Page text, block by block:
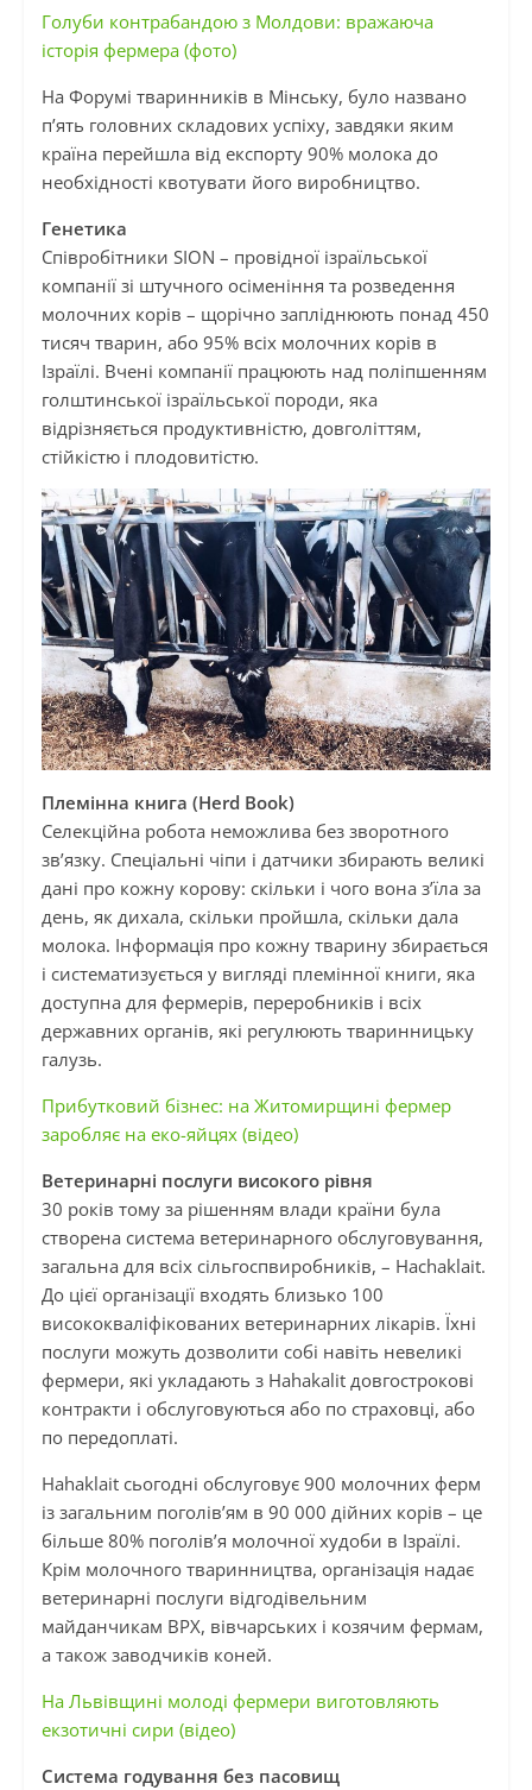
Голуби контрабандою з Молдови: вражаюча
історія фермера (фото)
На Форумі тваринників в Мінську, було названо
п’ять головних складових успіху, завдяки яким
країна перейшла від експорту 90% молока до
необхідності квотувати його виробництво.
Генетика
Співробітники SION – провідної ізраїльської
компанії зі штучного осіменіння та розведення
молочних корів – щорічно запліднюють понад 450
тисяч тварин, або 95% всіх молочних корів в
Ізраїлі. Вчені компанії працюють над поліпшенням
голштинської ізраїльської породи, яка
відрізняється продуктивністю, довголіттям,
стійкістю і плодовитістю.
Племінна книга (Herd Book)
Селекційна робота неможлива без зворотного
зв’язку. Спеціальні чіпи і датчики збирають великі
дані про кожну корову: скільки і чого вона з’їла за
день, як дихала, скільки пройшла, скільки дала
молока. Інформація про кожну тварину збирається
і систематизується у вигляді племінної книги, яка
доступна для фермерів, переробників і всіх
державних органів, які регулюють тваринницьку
галузь.
Прибутковий бізнес: на Житомирщині фермер
заробляє на еко-яйцях (відео)
Ветеринарні послуги високого рівня
30 років тому за рішенням влади країни була
створена система ветеринарного обслуговування,
загальна для всіх сільгоспвиробників, – Hachaklait.
До цієї організації входять близько 100
висококваліфікованих ветеринарних лікарів. Їхні
послуги можуть дозволити собі навіть невеликі
фермери, які укладають з Hahakalit довгострокові
контракти і обслуговуються або по страховці, або
по передоплаті.
Hahaklait сьогодні обслуговує 900 молочних ферм
із загальним поголів’ям в 90 000 дійних корів – це
більше 80% поголів’я молочної худоби в Ізраїлі.
Крім молочного тваринництва, організація надає
ветеринарні послуги відгодівельним
майданчикам ВРХ, вівчарських і козячим фермам,
а також заводчиків коней.
На Львівщині молоді фермери виготовляють
екзотичні сири (відео)
Система годування без пасовищ